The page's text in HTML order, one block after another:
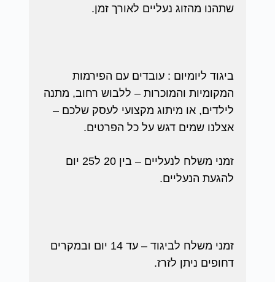
שתהנו מהזוג נעליים לאורך זמן.
ביגוד ליומיום : עובדים עם הפירמות
המקומיות והמוכרות – ללבוש רחוב, מתנה
לילדים, או מיתוג מקצועי לעסק שלכם –
אצלנו שמים דגש על כל הפרטים.
זמני משלח לנעליים – בין 20 ל25 יום
להגעת הנעליים.
זמני משלח לביגוד – עד 14 יום ובמקרים
דחופים ניתן לזרז.